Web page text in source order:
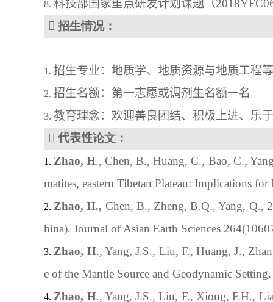
科技部国家重点研发计划课题 （
 招生情况：
招生专业：地质学、地质资源与地质工程
招生名额：第一志愿或调剂生名额一名
教育理念：欢迎善良团结、 积极 上进、乐
 代表性论文 ：
Zhao, H., Chen, B., Huang, C., Bao, C.,
matites, eastern Tibetan Plateau: Implications
Zhao, H., Chen, B., Zheng, B.Q., Yang, Q.,
hina). Journal of Asian Earth Sciences
Zhao, H., Yang, J.S., Liu, F., Huang, J.,
e of the Mantle Source and Geodynamic Setting.
Zhao, H., Yang, J.S., Liu, F., Xiong, F.H.,